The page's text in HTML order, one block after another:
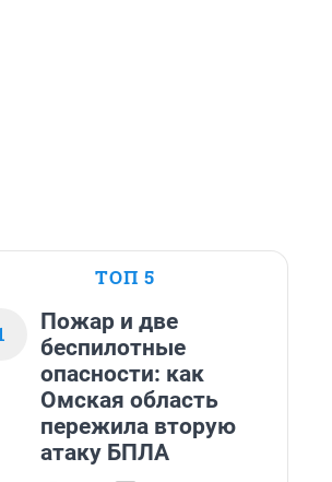
ТОП 5
Пожар и две
беспилотные
опасности: как
Омская область
пережила вторую
атаку БПЛА